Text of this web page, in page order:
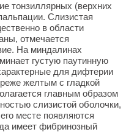
тонзиллярных (верхних
Слизистая
в области
отмечается
На миндалинах
густую паутинную
для дифтерии
желтым с гладкой
главным образом
слизистой оболочки,
месте появляются
имеет фибринозный